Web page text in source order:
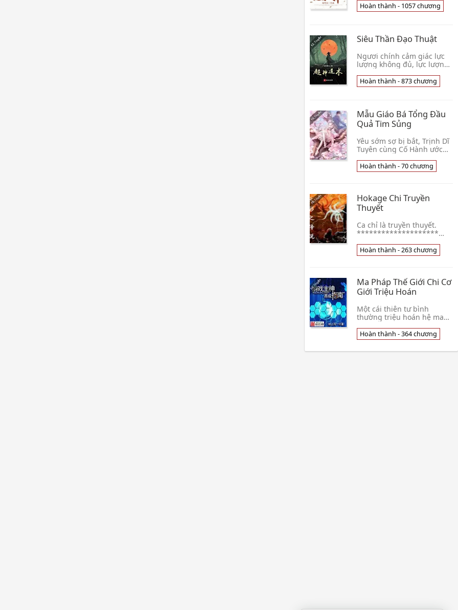
thiên địa, danh tiếng, tài
nguyên, thiên tài địa bảo,
Hoàn thành - 1057 chương
Siêu Thần Đạo Thuật
Ngươi chính cảm giác lực
lượng không đủ, lực lượng
Chung Tráo, võ công đẳng
cấp 1, Ngươi nhặt đến một
Hoàn thành - 873 chương
Mẫu Giáo Bá Tổng Đầu
Quả Tim Sủng
Yêu sớm sợ bị bắt, Trịnh Dĩ
Tuyên cùng Cố Hành ước
không biết ai người xa lạ.
Một ngày nào đó, đồng học
Hoàn thành - 70 chương
Hokage Chi Truyền
Thuyết
Ca chỉ là truyền thuyết.
********************
nên khó tránh khỏi sai sót,
mong các bạn góp ý mình
Hoàn thành - 263 chương
Ma Pháp Thế Giới Chi Cơ
Giới Triệu Hoán
Một cái thiên tư bình
thường triệu hoán hệ ma
trừ tên nguy hiểm, vì tranh
một hơi, dứt khoát lựa chọn
tham gia tàn 👦 Phiêu Linh
Hoàn thành - 364 chương